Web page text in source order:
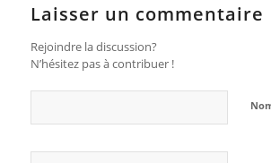
Laisser un commentaire
Rejoindre la discussion?
N’hésitez pas à contribuer !